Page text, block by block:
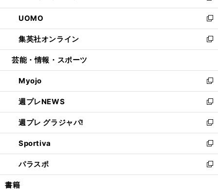
開
く
ウ
で
開
く
ン
ド
ウ
で
開
ウ
ィ
ン
ド
ウ
開
く
し
い
ウ
ィ
ン
ウ
で
開
く
UOMO
新
し
い
ウ
ン
ド
ウ
で
開
く
集英社オンライン
新
し
ウ
ィ
ン
ド
ウ
で
開
く
芸能・情報・スポーツ
Myojo
新
し
い
ウ
ィ
ン
ド
ウ
で
開
週プレNEWS
新
し
い
ウ
ィ
ン
ド
ウ
週プレ グラジャパ!
新
し
い
ウ
ィ
ン
Sportiva
新
し
い
ウ
パラスポ
新
し
書籍